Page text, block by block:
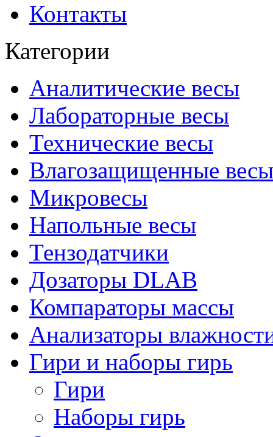
Контакты
Категории
Аналитические весы
Лабораторные весы
Технические весы
Влагозащищенные весы
Микровесы
Напольные весы
Тензодатчики
Дозаторы DLAB
Компараторы массы
Анализаторы
Гири и наборы гирь
Гири
Наборы гирь